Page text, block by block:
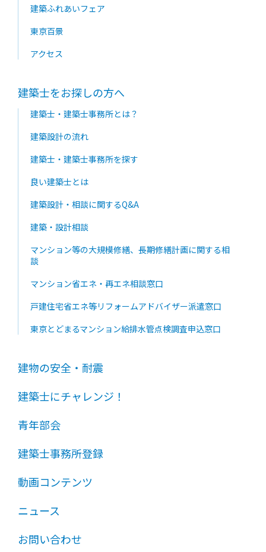
建築ふれあいフェア
東京百景
アクセス
建築士をお探しの方へ
建築士・建築士事務所とは？
建築設計の流れ
建築士・建築士事務所を探す
良い建築士とは
建築設計・相談に関するQ&A
建築・設計相談
マンション等の大規模修繕、長期修繕計画に関する相
談
マンション省エネ・再エネ相談窓口
戸建住宅省エネ等リフォームアドバイザー派遣窓口
東京とどまるマンション給排水管点検調査申込窓口
建物の安全・耐震
建築士にチャレンジ！
青年部会
建築士事務所登録
動画コンテンツ
ニュース
お問い合わせ